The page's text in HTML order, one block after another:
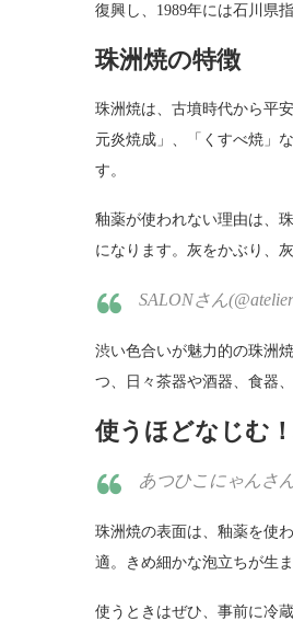
復興し、1989年には石川県
珠洲焼の特徴
珠洲焼は、古墳時代から平
元炎焼成」、「くすべ焼」
す。
釉薬が使われない理由は、
になります。灰をかぶり、
SALONさん
渋い色合いが魅力的の珠洲
つ、日々茶器や酒器、食器
使うほどなじむ
あつひこにゃんさ
珠洲焼の表面は、釉薬を使
適。きめ細かな泡立ちが生ま
使うときはぜひ、事前に冷